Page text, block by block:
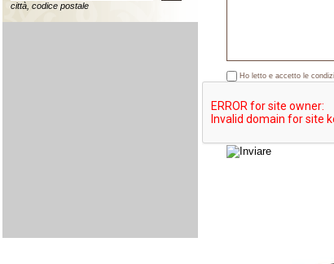
città, codice postale